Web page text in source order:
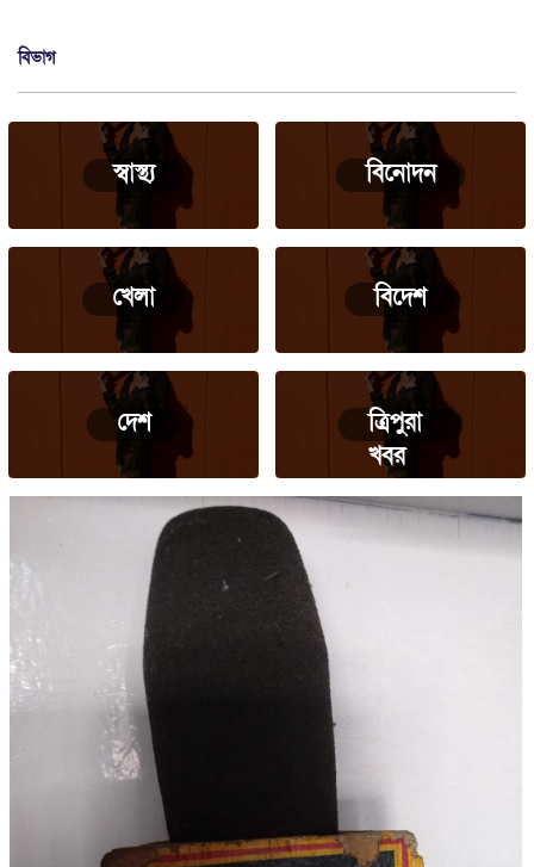
বিভাগ
স্বাস্থ্য বিনোদন
খেলা বিদেশ
দেশ
ত্রিপুরা
খবর